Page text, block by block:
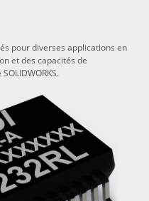
pour diverses applications en
et des capacités de